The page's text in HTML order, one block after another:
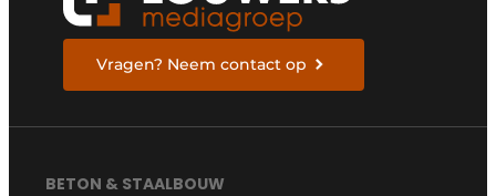
Vragen? Neem contact op
BETON & STAALBOUW